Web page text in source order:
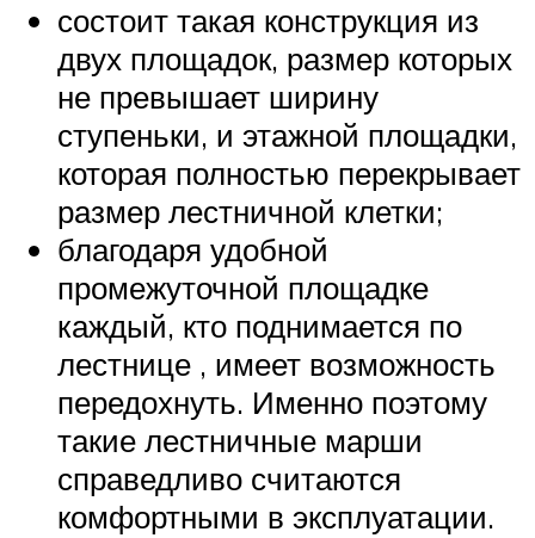
состоит такая конструкция из
двух площадок, размер которых
не превышает ширину
ступеньки, и этажной площадки,
которая полностью перекрывает
размер лестничной клетки;
благодаря удобной
промежуточной площадке
каждый, кто поднимается по
лестнице , имеет возможность
передохнуть. Именно поэтому
такие лестничные марши
справедливо считаются
комфортными в эксплуатации.